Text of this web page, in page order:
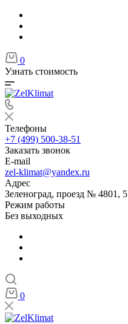
0
Узнать стоимость
Телефоны
+7 (499) 500-38-51
Заказать звонок
E-mail
zel-klimat@yandex.ru
Адрес
Зеленоград, проезд № 4801, 5
Режим работы
Без выходных
0